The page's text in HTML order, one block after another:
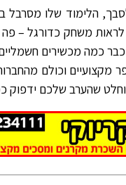
הלימוד שלו מסרבל
משחק כדורגל – פה
כמה מכשירים
מקצועיים וכולם
שהערב שלכם ידפוק